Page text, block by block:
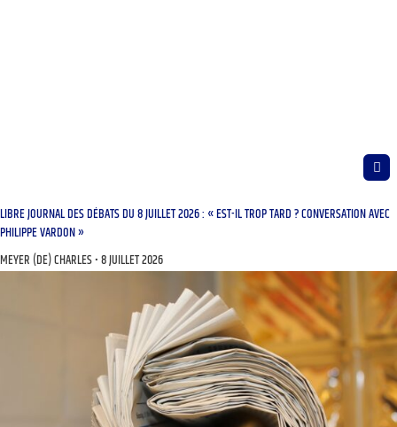
LIBRE JOURNAL DES DÉBATS DU 8 JUILLET 2026 : « EST-IL TROP TARD ? CONVERSATION AVEC
PHILIPPE VARDON »
MEYER (DE) CHARLES 8 JUILLET 2026